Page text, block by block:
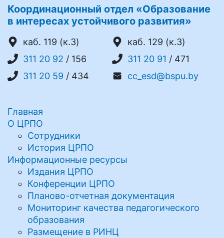
Координационный отдел «Образование
в интересах устойчивого развития»
каб. 119 (к.3)
каб. 129 (к.3)
311 20 92 / 156 311 20 91 / 471
311 20 59 / 434 cc_esd@bspu.by
Главная
О ЦРПО
Сотрудники
История ЦРПО
Информационные ресурсы
Издания ЦРПО
Конференции ЦРПО
Планово-отчетная документация
Мониторинг качества педагогического
образования
Размещение в РИНЦ